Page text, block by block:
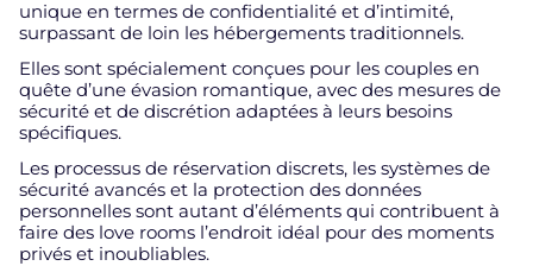
unique en termes de confidentialité et d’intimité,
surpassant de loin les hébergements traditionnels.
Elles sont spécialement conçues pour les couples en
quête d’une évasion romantique, avec des mesures de
sécurité et de discrétion adaptées à leurs besoins
spécifiques.
Les processus de réservation discrets, les systèmes de
sécurité avancés et la protection des données
personnelles sont autant d’éléments qui contribuent à
faire des love rooms l’endroit idéal pour des moments
privés et inoubliables.